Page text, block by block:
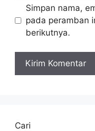
Simpan nama,
pada peramban
berikutnya.
Cari